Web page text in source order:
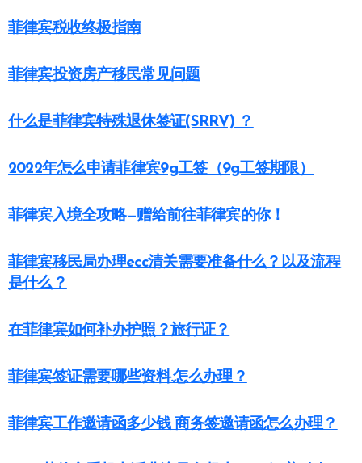
菲律宾税收终极指南
菲律宾投资房产移民常见问题
什么是菲律宾特殊退休签证(SRRV) ？
2022年怎么申请菲律宾9g工签（9g工签期限）
菲律宾入境全攻略—赠给前往菲律宾的你！
菲律宾移民局办理ecc清关需要准备什么？以及流程
是什么？
在菲律宾如何补办护照？旅行证？
菲律宾签证需要哪些资料.怎么办理？
菲律宾工作邀请函多少钱 商务签邀请函怎么办理？